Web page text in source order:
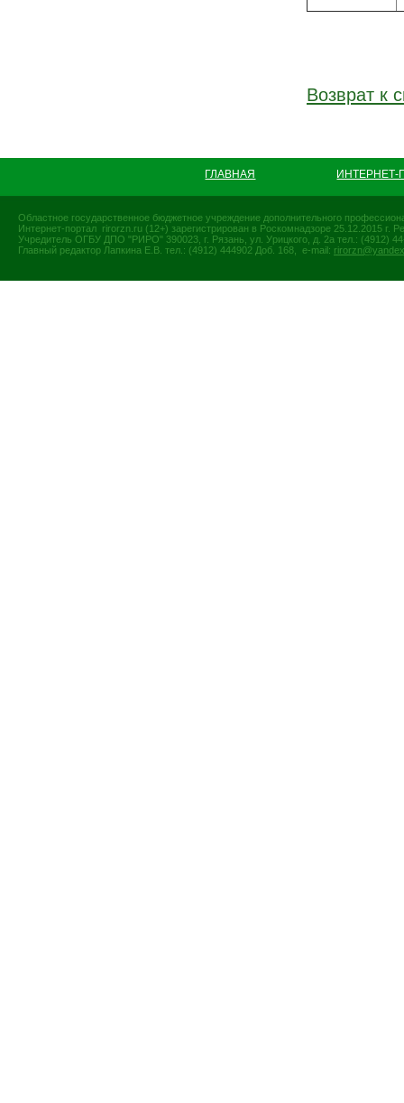
Возврат к
ГЛАВНАЯ
Областное государственное бюджетное учреждение дополнительного
Интернет-портал rirorzn.ru (12+) зарегистрирован в Роскомнадзоре 25.12.2015
Учредитель ОГБУ ДПО "РИРО" 390023, г. Рязань, ул. Урицкого, д. 2а тел.: (4912)
Главный редактор Лапкина Е.В. тел.: (4912) 444902 Доб. 168, e-mail: